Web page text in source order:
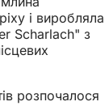
і виробляла
Scharlach" з
розпочалося